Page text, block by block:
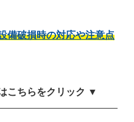
備破損時の対応や注意点
こちらをクリック ▼